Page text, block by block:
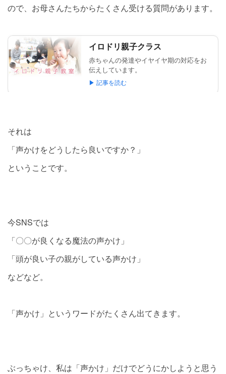
ので、お母さんたちからたくさん受ける質問があります。
それは
「声かけをどうしたら良いですか？」
ということです。
今SNSでは
「〇〇が良くなる魔法の声かけ」
「頭が良い子の親がしている声かけ」
などなど。
「声かけ」というワードがたくさん出てきます。
ぶっちゃけ、私は「声かけ」だけでどうにかしようと思う